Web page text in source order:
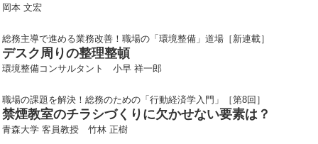
岡本 文宏
総務主導で進める業務改善！職場の「環境整備」道場［新連載］
デスク周りの整理整頓
環境整備コンサルタント 小早 祥一郎
職場の課題を解決！総務のための「行動経済学入門」［第8回］
禁煙教室のチラシづくりに欠かせない要素は？
青森大学 客員教授 竹林 正樹